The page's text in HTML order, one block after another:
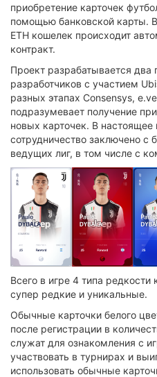
приобретение карточек
помощью банковской карты.
ETH кошелек происходит
контракт.
Проект разрабатывается
разработчиков с участием
разных этапах Consensys,
подразумевает получение
новых карточек. В
сотрудничество заключено с
ведущих лиг, в том числе с
Всего в игре 4 типа
супер редкие и уникальные.
Обычные карточки белого
после регистрации в
служат для ознакомления с
участвовать в турнирах и
использовать обычные